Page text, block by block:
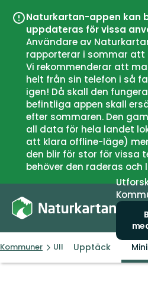
Naturkartan-appen kan
uppdateras för vissa
Användare av
rapporterar i sommar att
Vi rekommenderar att
helt från sin telefon i så
igen! Då skall den
befintliga appen skall
efter sommaren. Den
all data för hela landet
att klara offline-läge)
den blir för stor för vissa
behöver den raderas och
Kommuner Ullensaker
Upptäck